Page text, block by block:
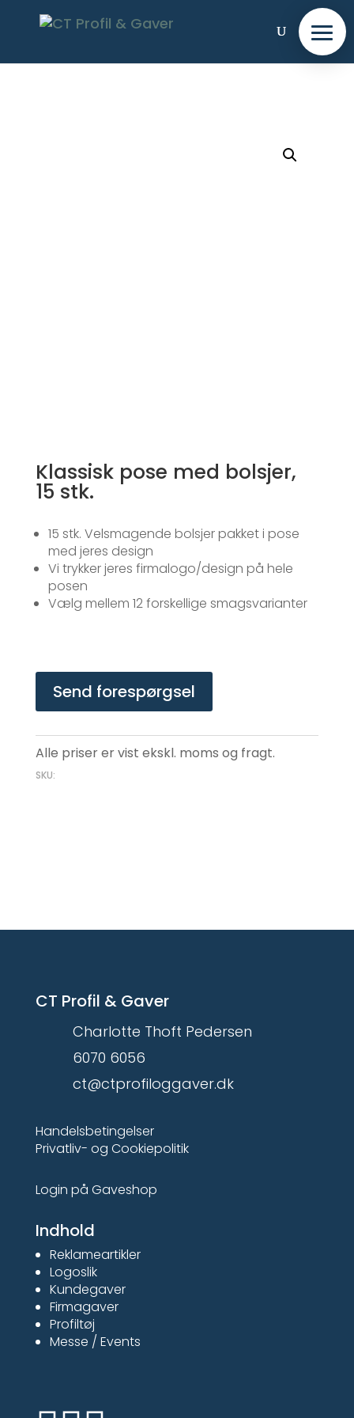
Klassisk pose med bolsjer,
15 stk.
15 stk. Velsmagende bolsjer pakket i pose
med jeres design
Vi trykker jeres firmalogo/design på hele
posen
Vælg mellem 12 forskellige smagsvarianter
Send forespørgsel
Alle priser er vist ekskl. moms og fragt.
SKU:
CT Profil & Gaver
Charlotte Thoft Pedersen
6070 6056
ct@ctprofiloggaver.dk
Handelsbetingelser
Privatliv- og Cookiepolitik
Login på Gaveshop
Indhold
Reklameartikler
Logoslik
Kundegaver
Firmagaver
Profiltøj
Messe / Events